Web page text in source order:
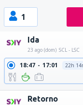
1
Ida
23 ago (dom) SCL - LSC
18:47 17:01 22h
Retorno